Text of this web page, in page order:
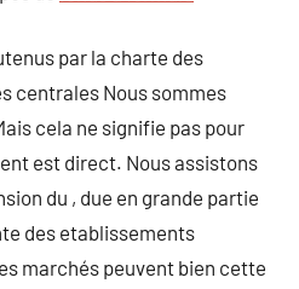
par la charte des
centrales Nous sommes
cela ne signifie pas pour
est direct. Nous assistons
du , due en grande partie
des etablissements
marchés peuvent bien cette